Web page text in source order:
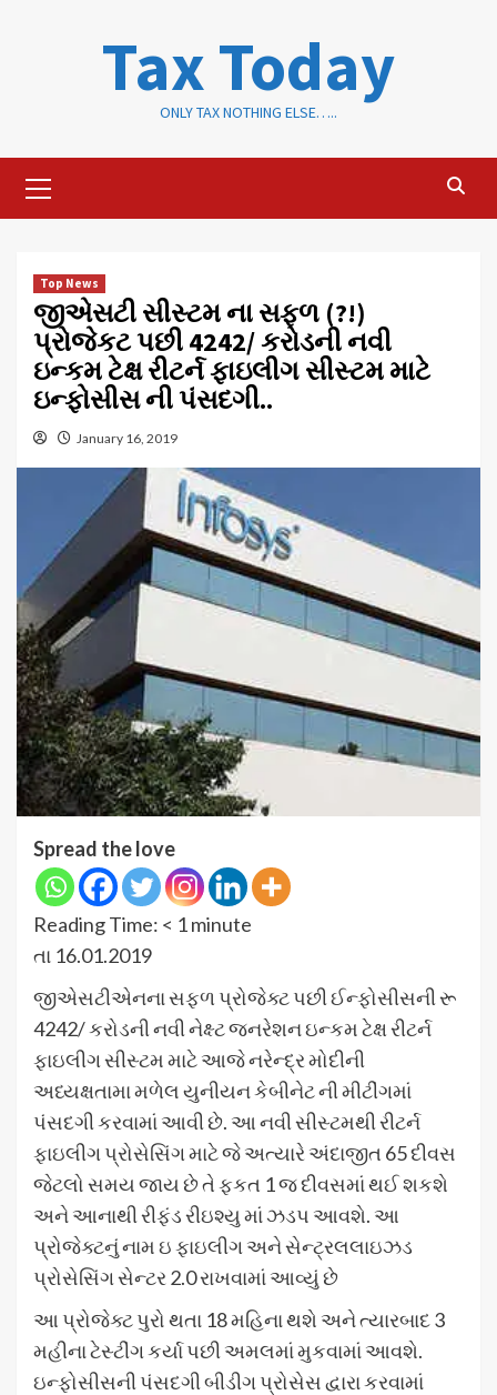
Tax Today
ONLY TAX NOTHING ELSE…..
Menu
Top News
જીએસટી સીસ્ટમ ના સફળ (?!)
પ્રોજેકટ પછી 4242/ કરોડની નવી
ઇન્કમ ટેક્ષ રીટર્ન ફાઇલીગ સીસ્ટમ માટે
ઇન્ફોસીસ ની પંસદગી..
January 16, 2019
Spread the love
Reading Time: < 1minute
તા 16.01.2019
જીએસટીએનના સફળ પ્રોજેક્ટ પછી ઈન્ફોસીસની રૂ
4242/ કરોડની નવી નેક્ષ્ટ જનરેશન ઇન્કમ ટેક્ષ રીટર્ન
ફાઇલીગ સીસ્ટમ માટે આજે નરેન્દ્ર મોદીની
અધ્યક્ષતામા મળેલ યુનીયન કેબીનેટ ની મીટીંગમાં
પંસદગી કરવામાં આવી છે. આ નવી સીસ્ટમથી રીટર્ન
ફાઇલીગ પ્રોસેસિંગ માટે જે અત્યારે અંદાજીત 65 દીવસ
જેટલો સમય જાય છે તે ફકત 1 જ દીવસમાં થઈ શકશે
અને આનાથી રીફંડ રીઇશ્યુ માં ઝડપ આવશે. આ
પ્રોજેક્ટનું નામ ઇ ફાઇલીગ અને સેન્ટ્રલલાઇઝડ
પ્રોસેસિંગ સેન્ટર 2.0 રાખવામાં આવ્યું છે
આ પ્રોજેક્ટ પુરો થતા 18 મહિના થશે અને ત્યારબાદ 3
મહીના ટેસ્ટીંગ કર્યા પછી અમલમાં મુકવામાં આવશે.
ઇન્ફોસીસની પંસદગી બીડીગ પ્રોસેસ દ્વારા કરવામાં